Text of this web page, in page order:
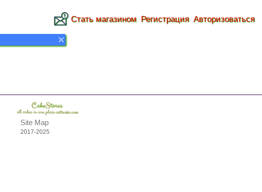
Стать магазином Регистрация Авторизоваться
Site Map
2017-2025